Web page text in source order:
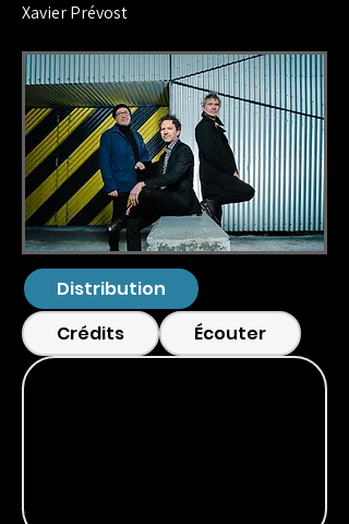
Xavier Prévost
Distribution
Crédits
Écouter